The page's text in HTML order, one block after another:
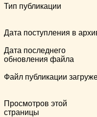
Тип публикации
Дата поступления в
Дата последнего
обновления файла
Файл публикации
Просмотров этой
страницы